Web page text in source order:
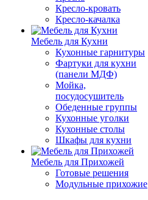
Кресло-кровать
Кресло-качалка
Мебель для Кухни
Кухонные гарнитуры
Фартуки для кухни
(панели МДФ)
Мойка,
посудосушитель
Обеденные группы
Кухонные уголки
Кухонные столы
Шкафы для кухни
Мебель для Прихожей
Готовые решения
Модульные прихожие